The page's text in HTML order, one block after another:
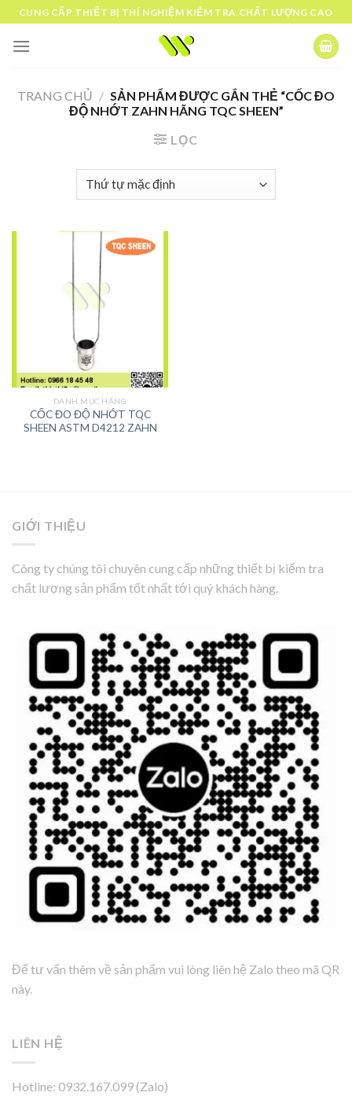
Skip
to
content
CUNG CẤP THIẾT BỊ THÍ NGHIỆM KIỂM TRA CHẤT LƯỢNG CAO
TRANG CHỦ / SẢN PHẨM ĐƯỢC GẮN THẺ “CỐC ĐO
ĐỘ NHỚT ZAHN HÃNG TQC SHEEN”
LỌC
DANH MỤC HÃNG
CỐC ĐO ĐỘ NHỚT TQC
SHEEN ASTM D4212 ZAHN
GIỚI THIỆU
Công ty chúng tôi chuyên cung cấp những thiết bị kiểm tra
chất lượng sản phẩm tốt nhất tới quý khách hàng.
Để tư vấn thêm về sản phẩm vui lòng liên hệ Zalo theo mã QR
này.
LIÊN HỆ
Hotline: 0932.167.099 (Zalo)